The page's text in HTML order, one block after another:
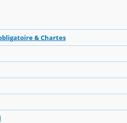
& Chartes